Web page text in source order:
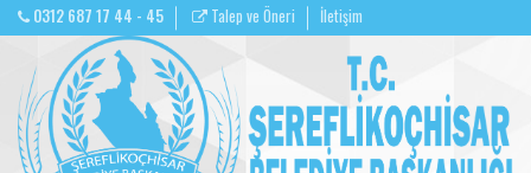
0312 687 17 44 - 45 Talep ve Öneri İletişim